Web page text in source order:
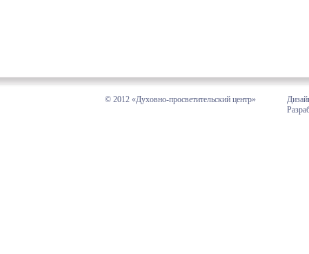
© 2012 «Духовно-просветительский центр»